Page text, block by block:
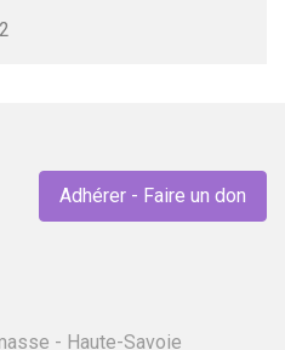
Adhérer - Faire un don
- Haute-Savoie